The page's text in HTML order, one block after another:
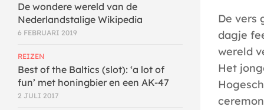
De vers
dagje
wereld
Het
De wondere wereld van de
Nederlandstalige Wikipedia
6 FEBRUARI 2019
REIZEN
Best of the Baltics (slot): ‘a lot of
fun’ met honingbier en een AK-47
2 JULI 2017